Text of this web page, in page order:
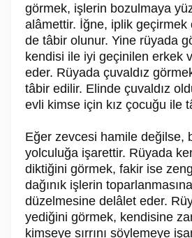
görmek, işlerin bozulmaya
alâmettir. İğne, iplik geçirmek
de tâbir olunur. Yine rüyada
kendisi ile iyi geçinilen erkek
eder. Rüyada çuvaldız
tâbir edilir. Elinde çuvaldız
evli kimse için kız çocuğu ile
Eğer zevcesi hamile değilse,
yolculuğa işarettir. Rüyada
diktiğini görmek, fakir ise
dağınık işlerin
düzelmesine delâlet eder.
yediğini görmek, kendisine
kimseye sırrını söylemeye